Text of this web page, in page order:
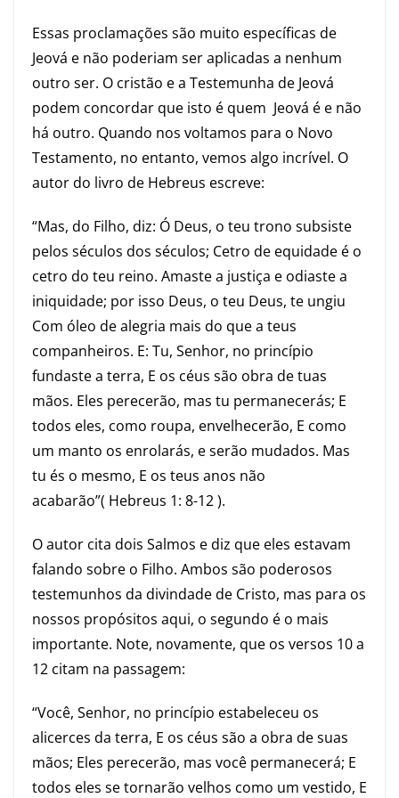
Essas proclamações são muito específicas de
Jeová e não poderiam ser aplicadas a nenhum
outro ser. O cristão e a Testemunha de Jeová
podem concordar que isto é quem Jeová é e não
há outro. Quando nos voltamos para o Novo
Testamento, no entanto, vemos algo incrível. O
autor do livro de Hebreus escreve:
“Mas, do Filho, diz: Ó Deus, o teu trono subsiste
pelos séculos dos séculos; Cetro de equidade é o
cetro do teu reino. Amaste a justiça e odiaste a
iniquidade; por isso Deus, o teu Deus, te ungiu
Com óleo de alegria mais do que a teus
companheiros. E: Tu, Senhor, no princípio
fundaste a terra, E os céus são obra de tuas
mãos. Eles perecerão, mas tu permanecerás; E
todos eles, como roupa, envelhecerão, E como
um manto os enrolarás, e serão mudados. Mas
tu és o mesmo, E os teus anos não
acabarão”( Hebreus 1: 8-12 ).
O autor cita dois Salmos e diz que eles estavam
falando sobre o Filho. Ambos são poderosos
testemunhos da divindade de Cristo, mas para os
nossos propósitos aqui, o segundo é o mais
importante. Note, novamente, que os versos 10 a
12 citam na passagem:
“Você, Senhor, no princípio estabeleceu os
alicerces da terra, E os céus são a obra de suas
mãos; Eles perecerão, mas você permanecerá; E
todos eles se tornarão velhos como um vestido, E